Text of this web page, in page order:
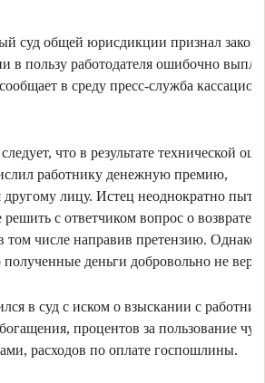
суд общей юрисдикции признал
в пользу работодателя ошибочно
в среду пресс-служба
что в результате технической
работнику денежную премию,
лицу. Истец неоднократно
с ответчиком вопрос о возврате
том числе направив претензию. Однако
деньги добровольно не
в суд с иском о взыскании с
процентов за пользование
расходов по оплате госпошлины.